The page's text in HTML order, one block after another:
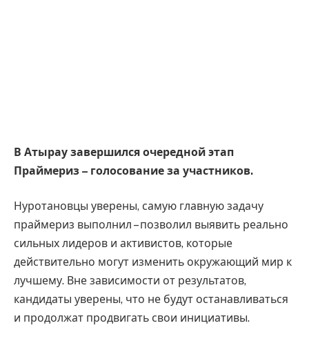
В Атырау завершился очередной этап
Праймериз – голосование за участников.
Нуротановцы уверены, самую главную задачу
праймериз выполнил – позволил выявить реально
сильных лидеров и активистов, которые
действительно могут изменить окружающий мир к
лучшему. Вне зависимости от результатов,
кандидаты уверены, что не будут останавливаться
и продолжат продвигать свои инициативы.